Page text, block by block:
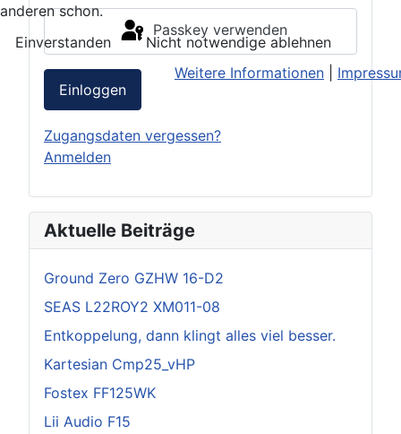
Passkey verwenden
Einloggen
Zugangsdaten vergessen?
Anmelden
Aktuelle Beiträge
Ground Zero GZHW 16-D2
SEAS L22ROY2 XM011-08
Entkoppelung, dann klingt alles viel besser.
Kartesian Cmp25_vHP
Fostex FF125WK
Lii Audio F15
anderen schon.
Einverstanden
Nicht notwendige ablehnen
Weitere Informationen